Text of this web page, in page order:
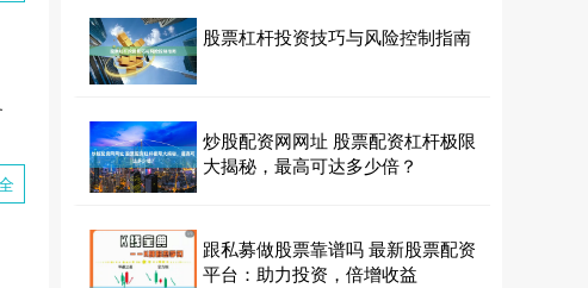
股票杠杆投资技巧与风险控制指南
炒股配资网网址 股票配资杠杆极限
大揭秘，最高可达多少倍？
跟私募做股票靠谱吗 最新股票配资
平台：助力投资，倍增收益